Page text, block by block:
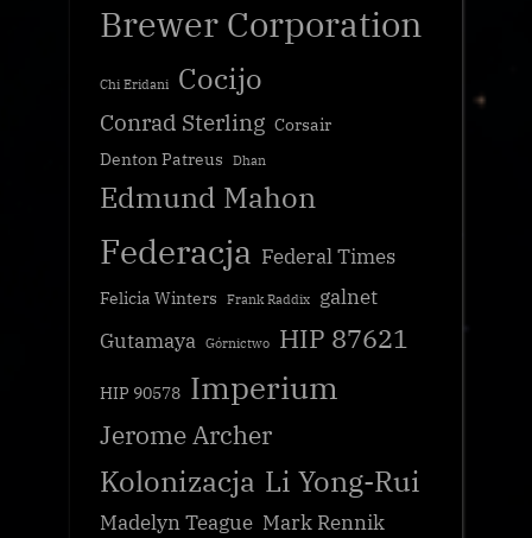
Brewer Corporation
Chi Eridani Cocijo
Conrad Sterling Corsair
Denton Patreus
Dhan
Edmund Mahon
Federacja Federal Times
Felicia Winters Frank Raddix
galnet
Gutamaya Górnictwo HIP 87621
HIP 90578 Imperium
Jerome Archer
Kolonizacja Li Yong-Rui
Madelyn Teague Mark Rennik